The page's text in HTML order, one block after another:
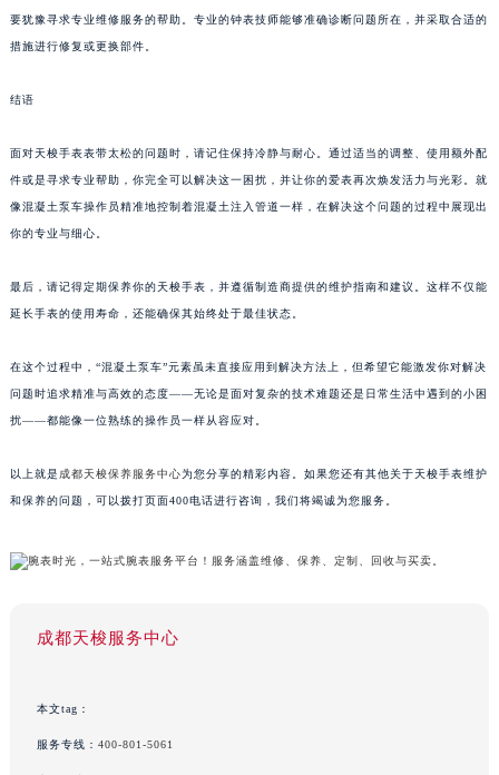
要犹豫寻求专业维修服务的帮助。专业的钟表技师能够准确诊断问题所在，并采取合适的
措施进行修复或更换部件。
结语
面对天梭手表表带太松的问题时，请记住保持冷静与耐心。通过适当的调整、使用额外配
件或是寻求专业帮助，你完全可以解决这一困扰，并让你的爱表再次焕发活力与光彩。就
像混凝土泵车操作员精准地控制着混凝土注入管道一样，在解决这个问题的过程中展现出
你的专业与细心。
最后，请记得定期保养你的天梭手表，并遵循制造商提供的维护指南和建议。这样不仅能
延长手表的使用寿命，还能确保其始终处于最佳状态。
在这个过程中，“混凝土泵车”元素虽未直接应用到解决方法上，但希望它能激发你对解决
问题时追求精准与高效的态度——无论是面对复杂的技术难题还是日常生活中遇到的小困
扰——都能像一位熟练的操作员一样从容应对。
以上就是 成都天梭保养服务中心为您分享的精彩内容。如果您还有其他关于天梭手表维护
和保养的问题，可以拨打页面400电话进行咨询，我们将竭诚为您服务。
成都天梭服务中心
本文tag：
服务专线： 400-801-5061